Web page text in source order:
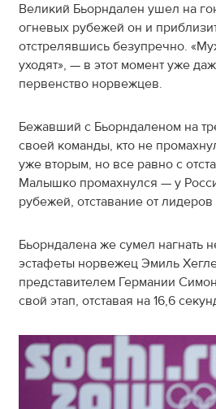
обнимемся".
практически
национальной
в Сочи
позади, что все,
в
в спорт не
Великий Бьорндален ушел на
огневых рубежей он и
отстрелявшись безупречно.
уходят», — в этот момент уже
первенство норвежцев.
Бежавший с Бьорндаленом на
своей команды, кто не
уже вторым, но все равно с
Малышко промахнулся — у
рубежей, отставание от
Бьорндалена же сумел нагнать
эстафеты норвежец Эмиль
представителем Германии
свой этап, отставая на 16,6